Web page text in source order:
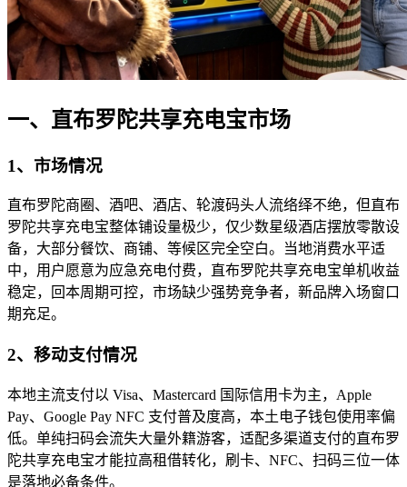
一、直布罗陀共享充电宝市场
1、市场情况
直布罗陀商圈、酒吧、酒店、轮渡码头人流络绎不绝，但直布
罗陀共享充电宝整体铺设量极少，仅少数星级酒店摆放零散设
备，大部分餐饮、商铺、等候区完全空白。当地消费水平适
中，用户愿意为应急充电付费，直布罗陀共享充电宝单机收益
稳定，回本周期可控，市场缺少强势竞争者，新品牌入场窗口
期充足。
2、移动支付情况
本地主流支付以 Visa、Mastercard 国际信用卡为主，Apple
Pay、Google Pay NFC 支付普及度高，本土电子钱包使用率偏
低。单纯扫码会流失大量外籍游客，适配多渠道支付的直布罗
陀共享充电宝才能拉高租借转化，刷卡、NFC、扫码三位一体
是落地必备条件。